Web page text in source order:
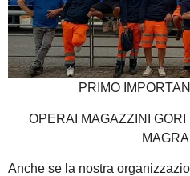
PRIMO
OPERAI MAGAZZINI GORI
Anche se la nostra